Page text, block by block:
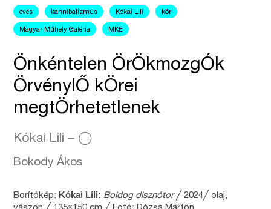
evés kannibalizmus Kókai Lili kör
Magyar Műhely Galéria MKE
Önkéntelen ÖrÖkmozgÓk
ÖrvénylŐ kÖrei
megtÖrhetetlenek
Kókai Lili – ◯
Bokody Ákos
Borítókép: Kókai Lili: Boldog disznótor╱ 2024╱ olaj,
×